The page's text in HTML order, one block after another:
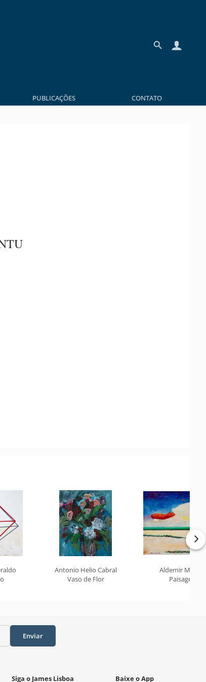
PUBLICAÇÕES CONTATO
Antonio Helio Cabral
Vaso de Flor
Aldemir
Paisagem
Enviar
Siga o James Lisboa Baixe o App